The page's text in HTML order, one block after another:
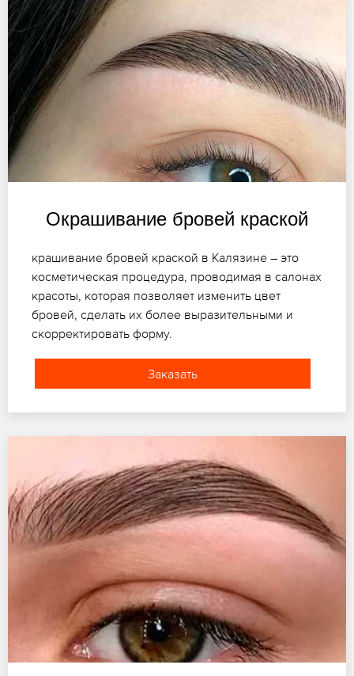
Окрашивание бровей краской
крашивание бровей краской в Калязине – это
косметическая процедура, проводимая в салонах
красоты, которая позволяет изменить цвет
бровей, сделать их более выразительными и
скорректировать форму.
Заказать